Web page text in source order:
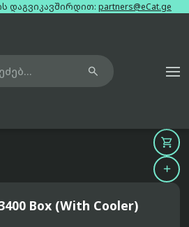
დაგვიკავშირდით: partners@eCat.ge

Box (With Cooler)

